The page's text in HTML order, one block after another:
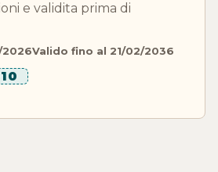
e validita prima di
Valido fino al 21/02/2036